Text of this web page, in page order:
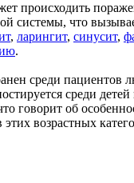
происходить
системы, что
, ларингит, синусит,
.
среди пациентов
среди детей
говорит об
возрастных